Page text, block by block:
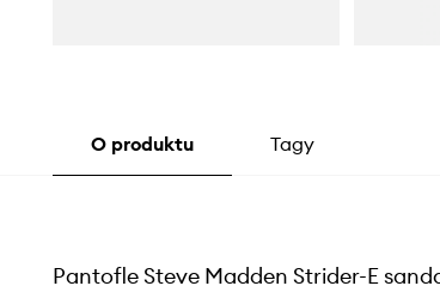
O produktu Tagy
Pantofle Steve Madden Strider-E